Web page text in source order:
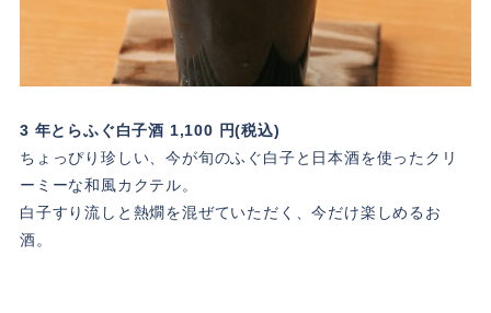
3 年とらふぐ白子酒 1,100 円(税込)
ちょっぴり珍しい、今が旬のふぐ白子と日本酒を使ったクリ
ーミーな和風カクテル。
白子すり流しと熱燗を混ぜていただく、今だけ楽しめるお
酒。